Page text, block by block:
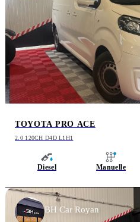
TOYOTA PRO ACE
2.0 120CH D4D L1H1
Diesel Manuelle
BH Car Royan